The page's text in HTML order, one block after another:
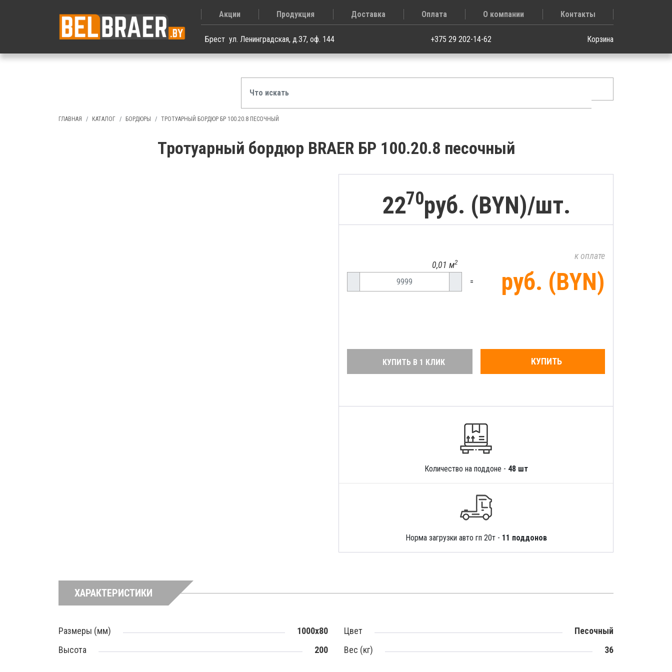
Акции Продукция Доставка Оплата О компании Контакты
Брест ул. Ленинградская, д.37, оф. 144 +375 29 202-14-62 Корзина
ГЛАВНАЯ КАТАЛОГ БОРДЮРЫ ТРОТУАРНЫЙ БОРДЮР БР 100.20.8 ПЕСОЧНЫЙ
Тротуарный бордюр BRAER БР 100.20.8 песочный
2270руб. (BYN)/шт.
0,01 м2
=
к оплате
руб. (BYN)
КУПИТЬ В 1 КЛИК КУПИТЬ
Количество на поддоне - 48 шт
Норма загрузки авто гп 20т - 11 поддонов
ХАРАКТЕРИСТИКИ
Размеры (мм)
1000x80
Высота
200
Цвет
Песочный
Вес (кг)
36